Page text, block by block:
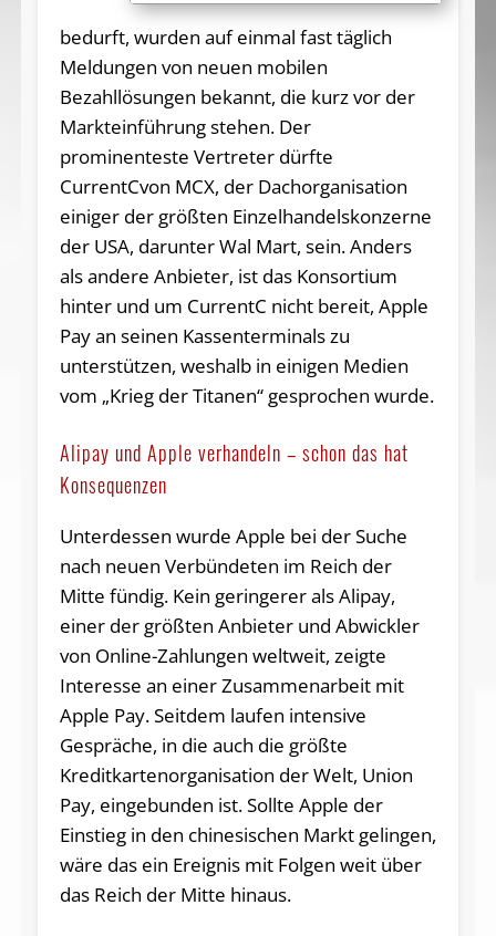
bedurft, wurden auf einmal fast täglich
Meldungen von neuen mobilen
Bezahllösungen bekannt, die kurz vor der
Markteinführung stehen. Der
prominenteste Vertreter dürfte
CurrentCvon MCX, der Dachorganisation
einiger der größten Einzelhandelskonzerne
der USA, darunter Wal Mart, sein. Anders
als andere Anbieter, ist das Konsortium
hinter und um CurrentC nicht bereit, Apple
Pay an seinen Kassenterminals zu
unterstützen, weshalb in einigen Medien
vom „Krieg der Titanen“ gesprochen wurde.
Alipay und Apple verhandeln – schon das hat
Konsequenzen
Unterdessen wurde Apple bei der Suche
nach neuen Verbündeten im Reich der
Mitte fündig. Kein geringerer als Alipay,
einer der größten Anbieter und Abwickler
von Online-Zahlungen weltweit, zeigte
Interesse an einer Zusammenarbeit mit
Apple Pay. Seitdem laufen intensive
Gespräche, in die auch die größte
Kreditkartenorganisation der Welt, Union
Pay, eingebunden ist. Sollte Apple der
Einstieg in den chinesischen Markt gelingen,
wäre das ein Ereignis mit Folgen weit über
das Reich der Mitte hinaus.